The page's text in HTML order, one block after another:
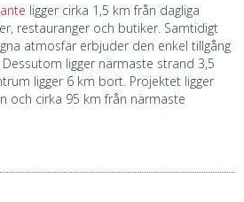
ligger cirka 1,5 km från dagliga
restauranger och butiker. Samtidigt
atmosfär erbjuder den enkel tillgång
ligger närmaste strand 3,5
ligger 6 km bort. Projektet ligger
och cirka 95 km från närmaste